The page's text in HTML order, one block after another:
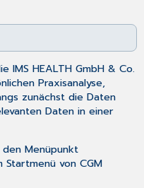
IMS HEALTH GmbH & Co.
Praxisanalyse,
zunächst die Daten
Daten in einer
Menüpunkt
Startmenü von CGM